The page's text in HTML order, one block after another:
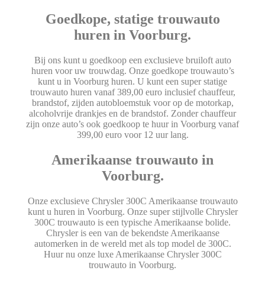
Goedkope, statige trouwauto
huren in Voorburg.
Bij ons kunt u goedkoop een exclusieve bruiloft auto
huren voor uw trouwdag. Onze goedkope trouwauto’s
kunt u in Voorburg huren. U kunt een super statige
trouwauto huren vanaf 389,00 euro inclusief chauffeur,
brandstof, zijden autobloemstuk voor op de motorkap,
alcoholvrije drankjes en de brandstof. Zonder chauffeur
zijn onze auto’s ook goedkoop te huur in Voorburg vanaf
399,00 euro voor 12 uur lang.
Amerikaanse trouwauto in
Voorburg.
Onze exclusieve Chrysler 300C Amerikaanse trouwauto
kunt u huren in Voorburg. Onze super stijlvolle Chrysler
300C trouwauto is een typische Amerikaanse bolide.
Chrysler is een van de bekendste Amerikaanse
automerken in de wereld met als top model de 300C.
Huur nu onze luxe Amerikaanse Chrysler 300C
trouwauto in Voorburg.